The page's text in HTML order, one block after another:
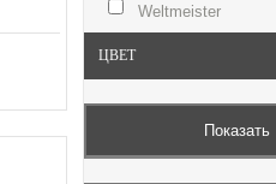
Weltmeister
ЦВЕТ